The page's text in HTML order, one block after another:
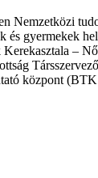
Nemzetközi
és gyermekek
–
központ